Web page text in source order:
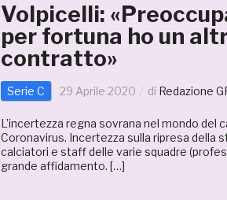
Volpicelli:
per fortuna ho un
contratto»
Serie C 29 Aprile 2020 di Redazione
L’incertezza regna sovrana nel mondo del
Coronavirus. Incertezza sulla ripresa della
calciatori e staff delle varie squadre
grande affidamento. […]